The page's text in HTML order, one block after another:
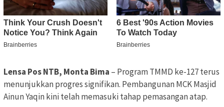
Lensa Pos NTB, Monta Bima – Program TMMD ke-127 terus
menunjukkan progres signifikan. Pembangunan MCK Masjid
Ainun Yaqin kini telah memasuki tahap pemasangan atap.